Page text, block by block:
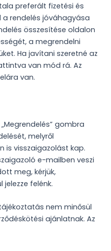
preferált fizetési és
a rendelés jóváhagyása
összesítése oldalon
a megrendelni
Ha javítani szeretné az
van mód rá. Az
van.
gombra
melyről
is visszaigazolást kap.
e-mailben veszi
meg, kérjük,
felénk.
nem minősül
ajánlatnak. Az